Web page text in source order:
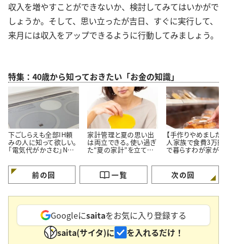
収入を増やすことができないか、検討してみてはいかがで
しょうか。そして、思い立ったが吉日、すぐに実行して、
来月には収入をアップできるように行動してみましょう。
特集：40歳から知っておきたい「お金の知識」
下ごしらえも全部IH頼
みの人に知って欲しい。
「電気代がかさむ」NG
家計管理と夏の思い出
は両立できる。使い過ぎ
た“夏の家計”を立て直
【手作りやめました】
人家族で食費3万円
で暮らすわが家が「
3つ」
前の回 一覧 次の回
Googleにsaitaをお気に入り登録する
saita(サイタ)に
を入れるだけ！